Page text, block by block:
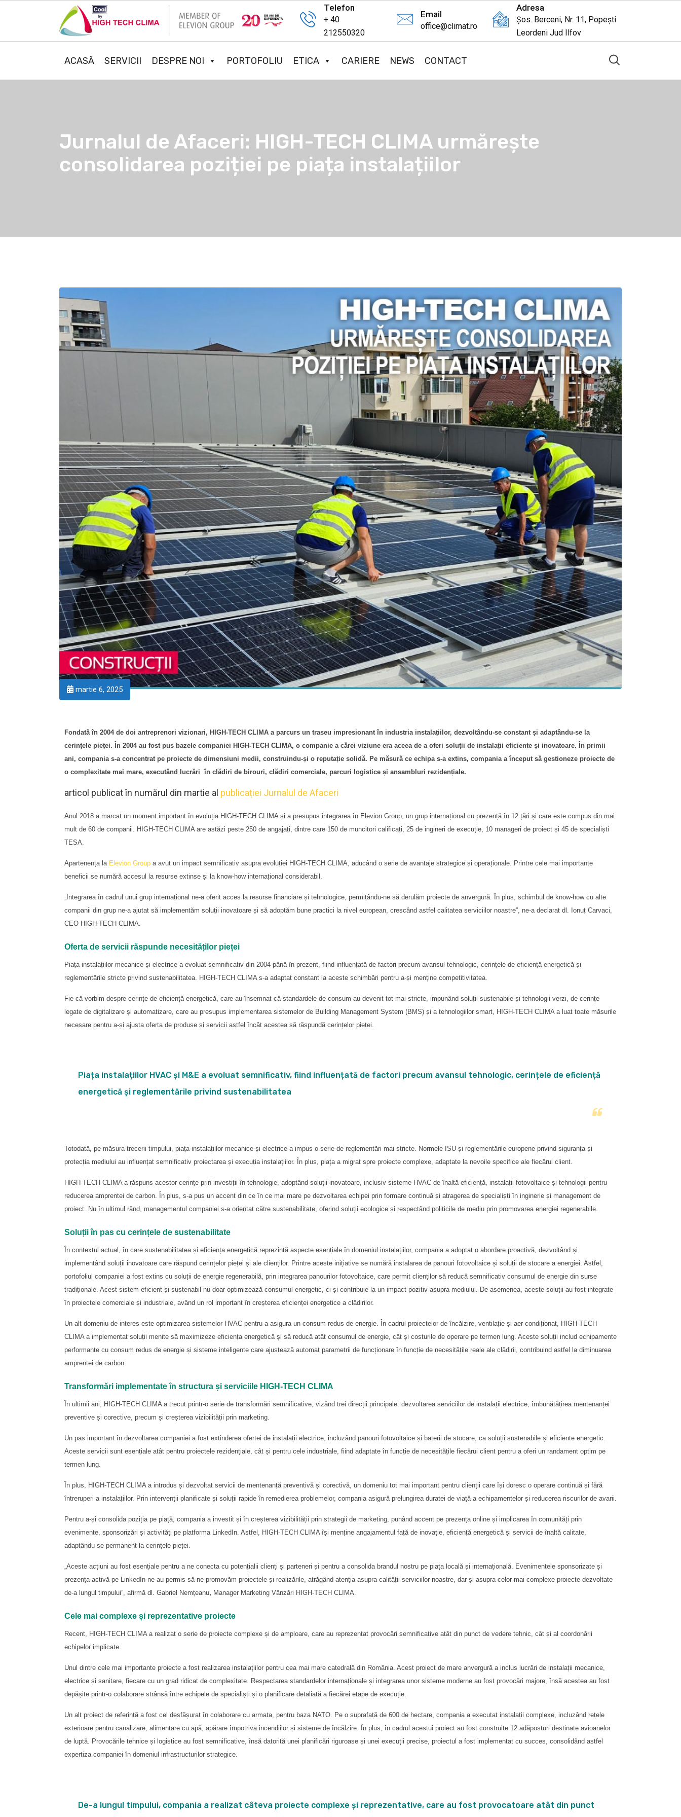
Telefon
+ 40
212550320
Email
office@climat.ro
Adresa
Șos. Berceni, Nr. 11, Popești
Leordeni Jud Ilfov
ACASĂ SERVICII DESPRE NOI PORTOFOLIU ETICA CARIERE NEWS CONTACT
Jurnalul de Afaceri: HIGH-TECH CLIMA urmărește
consolidarea poziției pe piața instalațiilor
martie 6, 2025
Fondată în 2004 de doi antreprenori vizionari, HIGH-TECH CLIMA a parcurs un traseu impresionant în industria instalațiilor, dezvoltându-se constant și adaptându-se la
cerințele pieței. În 2004 au fost pus bazele companiei HIGH-TECH CLIMA, o companie a cărei viziune era aceea de a oferi soluții de instalații eficiente și inovatoare. În primii
ani, compania s-a concentrat pe proiecte de dimensiuni medii, construindu-și o reputație solidă. Pe măsură ce echipa s-a extins, compania a început să gestioneze proiecte de
o complexitate mai mare, executând lucrări în clădiri de birouri, clădiri comerciale, parcuri logistice și ansambluri rezidențiale.
articol publicat în numărul din martie al publicației Jurnalul de Afaceri
Anul 2018 a marcat un moment important în evoluția HIGH-TECH CLIMA și a presupus integrarea în Elevion Group, un grup internațional cu prezență în 12 țări și care este compus din mai
mult de 60 de companii. HIGH-TECH CLIMA are astăzi peste 250 de angajați, dintre care 150 de muncitori calificați, 25 de ingineri de execuție, 10 manageri de proiect și 45 de specialiști
TESA.
Apartenența la Elevion Group a avut un impact semnificativ asupra evoluției HIGH-TECH CLIMA, aducând o serie de avantaje strategice și operaționale. Printre cele mai importante
beneficii se numără accesul la resurse extinse și la know-how internațional considerabil.
„Integrarea în cadrul unui grup internațional ne-a oferit acces la resurse financiare și tehnologice, permițându-ne să derulăm proiecte de anvergură. În plus, schimbul de know-how cu alte
companii din grup ne-a ajutat să implementăm soluții inovatoare și să adoptăm bune practici la nivel european, crescând astfel calitatea serviciilor noastre”, ne-a declarat dl. Ionuț Carvaci,
CEO HIGH-TECH CLIMA.
Oferta de servicii răspunde necesităților pieței
Piața instalațiilor mecanice și electrice a evoluat semnificativ din 2004 până în prezent, fiind influențată de factori precum avansul tehnologic, cerințele de eficiență energetică și
reglementările stricte privind sustenabilitatea. HIGH-TECH CLIMA s-a adaptat constant la aceste schimbări pentru a-și menține competitivitatea.
Fie că vorbim despre cerințe de eficiență energetică, care au însemnat că standardele de consum au devenit tot mai stricte, impunând soluții sustenabile și tehnologii verzi, de cerințe
legate de digitalizare și automatizare, care au presupus implementarea sistemelor de Building Management System (BMS) și a tehnologiilor smart, HIGH-TECH CLIMA a luat toate măsurile
necesare pentru a-și ajusta oferta de produse și servicii astfel încât acestea să răspundă cerințelor pieței.
Piața instalațiilor HVAC și M&E a evoluat semnificativ, fiind influențată de factori precum avansul tehnologic, cerințele de eficiență
energetică și reglementările privind sustenabilitatea
Totodată, pe măsura trecerii timpului, piața instalațiilor mecanice și electrice a impus o serie de reglementări mai stricte. Normele ISU și reglementările europene privind siguranța și
protecția mediului au influențat semnificativ proiectarea și execuția instalațiilor. În plus, piața a migrat spre proiecte complexe, adaptate la nevoile specifice ale fiecărui client.
HIGH-TECH CLIMA a răspuns acestor cerințe prin investiții în tehnologie, adoptând soluții inovatoare, inclusiv sisteme HVAC de înaltă eficiență, instalații fotovoltaice și tehnologii pentru
reducerea amprentei de carbon. În plus, s-a pus un accent din ce în ce mai mare pe dezvoltarea echipei prin formare continuă și atragerea de specialiști în inginerie și management de
proiect. Nu în ultimul rând, managementul companiei s-a orientat către sustenabilitate, oferind soluții ecologice și respectând politicile de mediu prin promovarea energiei regenerabile.
Soluții în pas cu cerințele de sustenabilitate
În contextul actual, în care sustenabilitatea și eficiența energetică reprezintă aspecte esențiale în domeniul instalațiilor, compania a adoptat o abordare proactivă, dezvoltând și
implementând soluții inovatoare care răspund cerințelor pieței și ale clienților. Printre aceste inițiative se numără instalarea de panouri fotovoltaice și soluții de stocare a energiei. Astfel,
portofoliul companiei a fost extins cu soluții de energie regenerabilă, prin integrarea panourilor fotovoltaice, care permit clienților să reducă semnificativ consumul de energie din surse
tradiționale. Acest sistem eficient și sustenabil nu doar optimizează consumul energetic, ci și contribuie la un impact pozitiv asupra mediului. De asemenea, aceste soluții au fost integrate
în proiectele comerciale și industriale, având un rol important în creșterea eficienței energetice a clădirilor.
Un alt domeniu de interes este optimizarea sistemelor HVAC pentru a asigura un consum redus de energie. În cadrul proiectelor de încălzire, ventilație și aer condiționat, HIGH-TECH
CLIMA a implementat soluții menite să maximizeze eficiența energetică și să reducă atât consumul de energie, cât și costurile de operare pe termen lung. Aceste soluții includ echipamente
performante cu consum redus de energie și sisteme inteligente care ajustează automat parametrii de funcționare în funcție de necesitățile reale ale clădirii, contribuind astfel la diminuarea
amprentei de carbon.
Transformări implementate în structura și serviciile HIGH-TECH CLIMA
În ultimii ani, HIGH-TECH CLIMA a trecut printr-o serie de transformări semnificative, vizând trei direcții principale: dezvoltarea serviciilor de instalații electrice, îmbunătățirea mentenanței
preventive și corective, precum și creșterea vizibilității prin marketing.
Un pas important în dezvoltarea companiei a fost extinderea ofertei de instalații electrice, incluzând panouri fotovoltaice și baterii de stocare, ca soluții sustenabile și eficiente energetic.
Aceste servicii sunt esențiale atât pentru proiectele rezidențiale, cât și pentru cele industriale, fiind adaptate în funcție de necesitățile fiecărui client pentru a oferi un randament optim pe
termen lung.
În plus, HIGH-TECH CLIMA a introdus și dezvoltat servicii de mentenanță preventivă și corectivă, un domeniu tot mai important pentru clienții care își doresc o operare continuă și fără
întreruperi a instalațiilor. Prin intervenții planificate și soluții rapide în remedierea problemelor, compania asigură prelungirea duratei de viață a echipamentelor și reducerea riscurilor de avarii.
Pentru a-și consolida poziția pe piață, compania a investit și în creșterea vizibilității prin strategii de marketing, punând accent pe prezența online și implicarea în comunități prin
evenimente, sponsorizări și activități pe platforma LinkedIn. Astfel, HIGH-TECH CLIMA își menține angajamentul față de inovație, eficiență energetică și servicii de înaltă calitate,
adaptându-se permanent la cerințele pieței.
„Aceste acțiuni au fost esențiale pentru a ne conecta cu potențialii clienți și parteneri și pentru a consolida brandul nostru pe piața locală și internațională. Evenimentele sponsorizate și
prezența activă pe LinkedIn ne-au permis să ne promovăm proiectele și realizările, atrăgând atenția asupra calității serviciilor noastre, dar și asupra celor mai complexe proiecte dezvoltate
de-a lungul timpului”, afirmă dl. Gabriel Nemțeanu, Manager Marketing Vânzări HIGH-TECH CLIMA.
Cele mai complexe și reprezentative proiecte
Recent, HIGH-TECH CLIMA a realizat o serie de proiecte complexe și de amploare, care au reprezentat provocări semnificative atât din punct de vedere tehnic, cât și al coordonării
echipelor implicate.
Unul dintre cele mai importante proiecte a fost realizarea instalațiilor pentru cea mai mare catedrală din România. Acest proiect de mare anvergură a inclus lucrări de instalații mecanice,
electrice și sanitare, fiecare cu un grad ridicat de complexitate. Respectarea standardelor internaționale și integrarea unor sisteme moderne au fost provocări majore, însă acestea au fost
depășite printr-o colaborare strânsă între echipele de specialiști și o planificare detaliată a fiecărei etape de execuție.
Un alt proiect de referință a fost cel desfășurat în colaborare cu armata, pentru baza NATO. Pe o suprafață de 600 de hectare, compania a executat instalații complexe, incluzând rețele
exterioare pentru canalizare, alimentare cu apă, apărare împotriva incendiilor și sisteme de încălzire. În plus, în cadrul acestui proiect au fost construite 12 adăposturi destinate avioanelor
de luptă. Provocările tehnice și logistice au fost semnificative, însă datorită unei planificări riguroase și unei execuții precise, proiectul a fost implementat cu succes, consolidând astfel
expertiza companiei în domeniul infrastructurilor strategice.
De-a lungul timpului, compania a realizat câteva proiecte complexe și reprezentative, care au fost provocatoare atât din punct